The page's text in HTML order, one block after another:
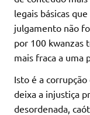
legais básicas
julgamento não
por 100 kwanzas
mais fraca a uma
Isto é a
deixa a injustiça
desordenada,